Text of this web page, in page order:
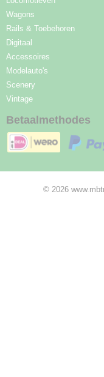
Wagons
Rails & Toebehoren
Digitaal
Accessoires
Modelauto's
Scenery
Vintage
Betaalmethodes
© 2026